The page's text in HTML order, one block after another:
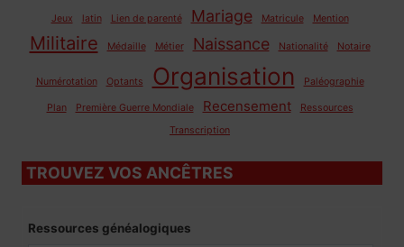
Jeux latin Lien de parenté Mariage Matricule Mention
Militaire Médaille Métier Naissance Nationalité Notaire
Numérotation Optants Organisation Paléographie
Plan Première Guerre Mondiale Recensement
Ressources
Transcription
TROUVEZ VOS ANCÊTRES
Ressources généalogiques